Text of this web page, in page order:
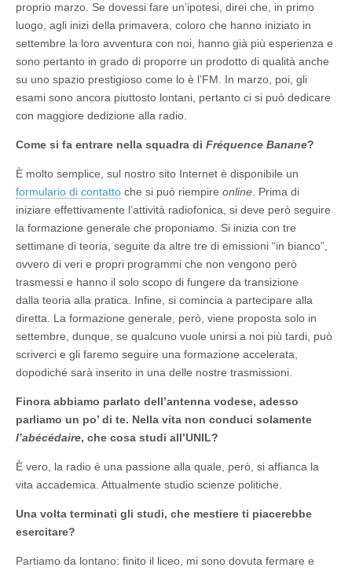
proprio marzo. Se dovessi fare un’ipotesi, direi che, in primo
luogo, agli inizi della primavera, coloro che hanno iniziato in
settembre la loro avventura con noi, hanno già più esperienza e
sono pertanto in grado di proporre un prodotto di qualità anche
su uno spazio prestigioso come lo è l’FM. In marzo, poi, gli
esami sono ancora piuttosto lontani, pertanto ci si può dedicare
con maggiore dedizione alla radio.
Come si fa entrare nella squadra di Fréquence Banane?
È molto semplice, sul nostro sito Internet è disponibile un
formulario di contatto che si può riempire online. Prima di
iniziare effettivamente l’attività radiofonica, si deve però seguire
la formazione generale che proponiamo. Si inizia con tre
settimane di teoria, seguite da altre tre di emissioni “in bianco”,
ovvero di veri e propri programmi che non vengono però
trasmessi e hanno il solo scopo di fungere da transizione
dalla teoria alla pratica. Infine, si comincia a partecipare alla
diretta. La formazione generale, però, viene proposta solo in
settembre, dunque, se qualcuno vuole unirsi a noi più tardi, può
scriverci e gli faremo seguire una formazione accelerata,
dopodiché sarà inserito in una delle nostre trasmissioni.
Finora abbiamo parlato dell’antenna vodese, adesso
parliamo un po’ di te. Nella vita non conduci solamente
l’abécédaire, che cosa studi all’UNIL?
È vero, la radio è una passione alla quale, però, si affianca la
vita accademica. Attualmente studio scienze politiche.
Una volta terminati gli studi, che mestiere ti piacerebbe
esercitare?
Partiamo da lontano: finito il liceo, mi sono dovuta fermare e